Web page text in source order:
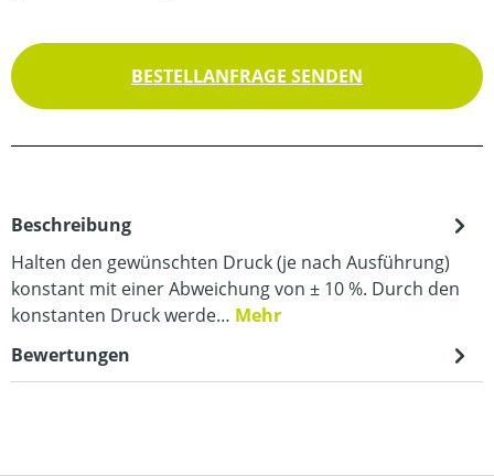
BESTELLANFRAGE SENDEN
Beschreibung
Halten den gewünschten Druck (je nach Ausführung)
konstant mit einer Abweichung von ± 10 %. Durch den
konstanten Druck werde… Mehr
Bewertungen